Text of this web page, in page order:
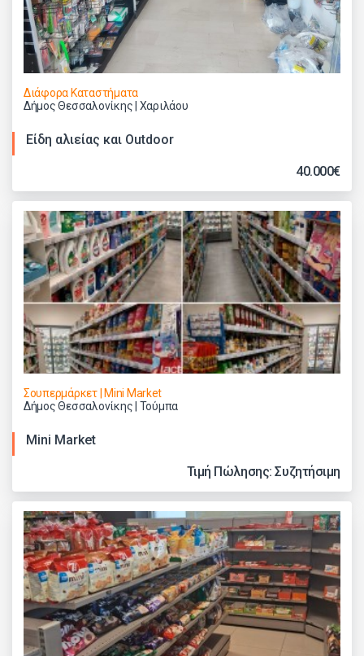
Διάφορα Καταστήματα
Δήμος Θεσσαλονίκης | Χαριλάου
Είδη αλιείας και Outdoor
40.000€
Σουπερμάρκετ | Mini Market
Δήμος Θεσσαλονίκης | Τούμπα
Mini Market
Τιμή Πώλησης: Συζητήσιμη